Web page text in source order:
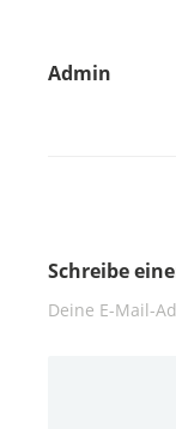
Admin
Schreibe
Deine E-Mail-